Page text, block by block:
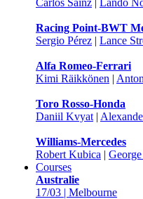
Carlos Sainz | Lando
Racing Point-BWT
Sergio Pérez | Lance
Alfa Romeo-Ferrari
Kimi Räikkönen |
Toro Rosso-Honda
Daniil Kvyat |
Williams-Mercedes
Robert Kubica |
Courses
Australie
17/03 | Melbourne